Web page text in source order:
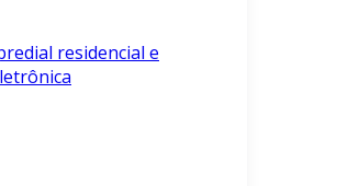
residencial e